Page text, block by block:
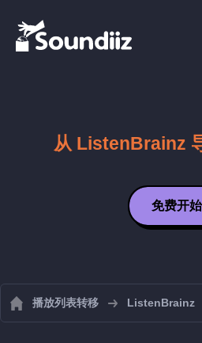
从 ListenBrainz
免费开始
播放列表转移 ListenBrainz